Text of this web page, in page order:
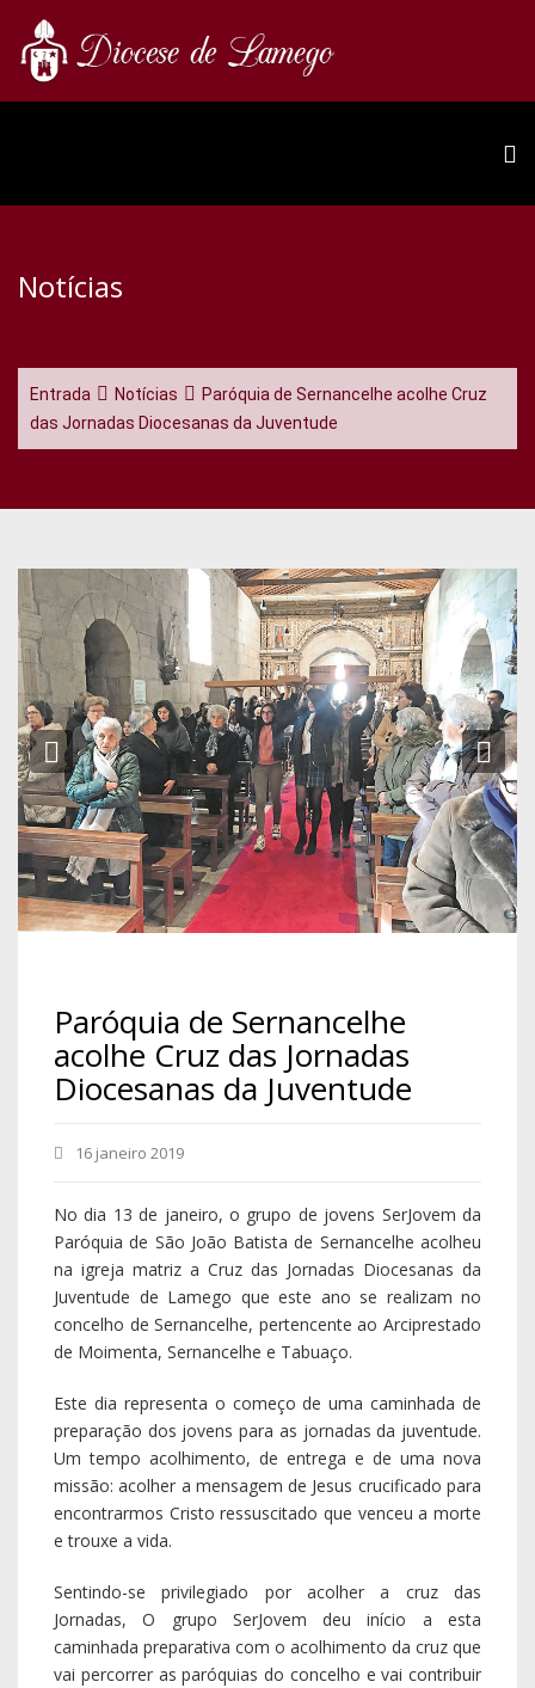
Notícias
Entrada Notícias
Paróquia de Sernancelhe acolhe Cruz
das Jornadas Diocesanas da Juventude
Previous
Paróquia de Sernancelhe
acolhe Cruz das Jornadas
Diocesanas da Juventude
16 janeiro 2019
No dia 13 de janeiro, o grupo de jovens SerJovem da
Paróquia de São João Batista de Sernancelhe acolheu
na igreja matriz a Cruz das Jornadas Diocesanas da
Juventude de Lamego que este ano se realizam no
concelho de Sernancelhe, pertencente ao Arciprestado
de Moimenta, Sernancelhe e Tabuaço.
Este dia representa o começo de uma caminhada de
preparação dos jovens para as jornadas da juventude.
Um tempo acolhimento, de entrega e de uma nova
missão: acolher a mensagem de Jesus crucificado para
encontrarmos Cristo ressuscitado que venceu a morte
e trouxe a vida.
Sentindo-se privilegiado por acolher a cruz das
Jornadas, O grupo SerJovem deu início a esta
caminhada preparativa com o acolhimento da cruz que
vai percorrer as paróquias do concelho e vai contribuir